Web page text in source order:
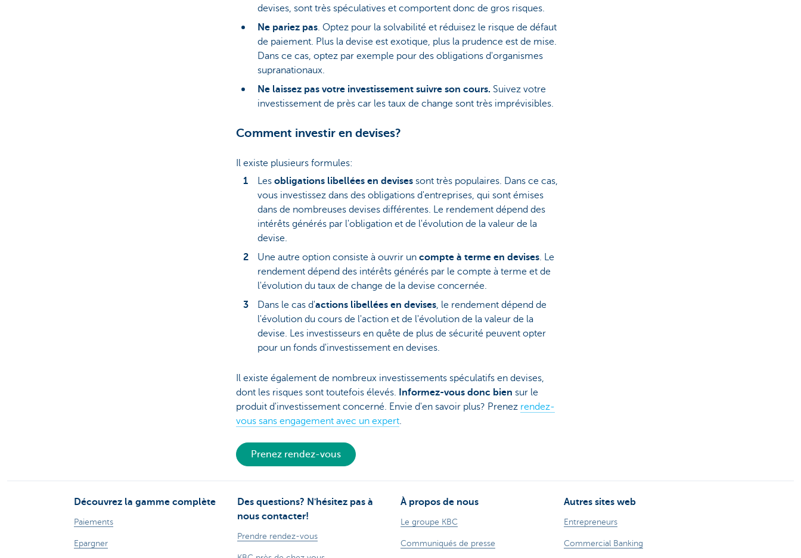
devises, sont très spéculatives et comportent donc de gros risques.
Ne pariez pas. Optez pour la solvabilité et réduisez le risque de défaut
de paiement. Plus la devise est exotique, plus la prudence est de mise.
Dans ce cas, optez par exemple pour des obligations d'organismes
supranationaux.
Ne laissez pas votre investissement suivre son cours. Suivez votre
investissement de près car les taux de change sont très imprévisibles.
Comment investir en devises?
Il existe plusieurs formules:
Lesobligations libellées en devisessont très populaires. Dans ce cas,
vous investissez dans des obligations d'entreprises, qui sont émises
dans de nombreuses devises différentes. Le rendement dépend des
intérêts générés par l'obligation et de l'évolution de la valeur de la
devise.
Une autre option consiste à ouvrir un compte à terme en devises. Le
rendement dépend des intérêts générés par le compte à terme et de
l'évolution du taux de change de la devise concernée.
Dans le cas d'actions libellées en devises, le rendement dépend de
l'évolution du cours de l'action et de l'évolution de la valeur de la
devise. Les investisseurs en quête de plus de sécurité peuvent opter
pour un fonds d'investissement en devises.
Il existe également de nombreux investissements spéculatifs en devises,
dont les risques sont toutefois élevés.
Informez-vous donc bien sur le
produit d'investissement concerné. Envie d'en savoir plus? Prenez rendez-
vous sans engagement avec un expert.
Prenez rendez-vous
Découvrez la gamme complète
Paiements
Epargner
Des questions? N'hésitez pas à
nous contacter!
Prendre rendez-vous
À propos de nous
Le groupe KBC
Communiqués de presse
Autres sites web
Entrepreneurs
Commercial Banking